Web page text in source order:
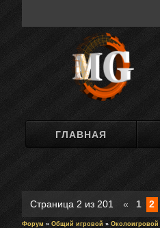
ГЛАВНАЯ
Страница 2 из 201 « 1 2
Форум » Общий игровой » Околоигровой